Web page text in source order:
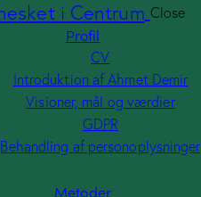
Close
Profil
CV
Introduktion af Ahmet Demir
Visioner, mål og værdier
GDPR
Behandling af personoplysninger
Metoder